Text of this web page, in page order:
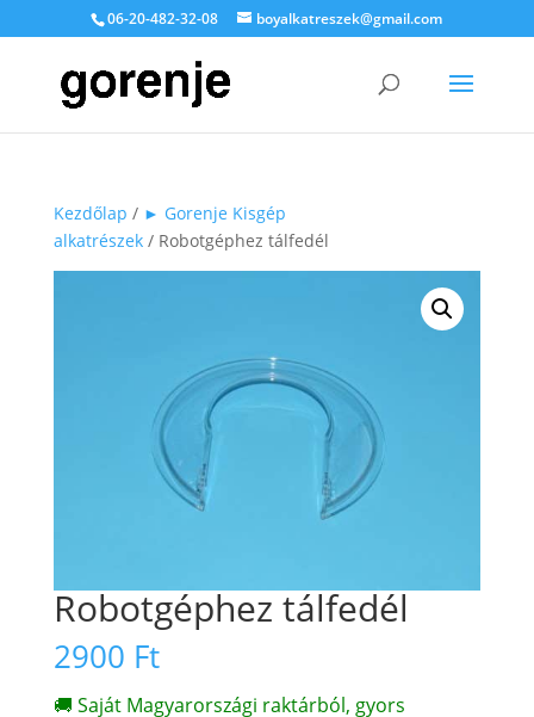
06-20-482-32-08 boyalkatreszek@gmail.com
Kezdőlap / ► Gorenje Kisgép
alkatrészek/ Robotgéphez tálfedél
Robotgéphez tálfedél
2900 Ft
🚚 Saját Magyarországi raktárból, gyors